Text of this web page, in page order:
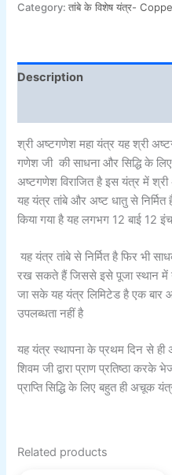
Category:तांबे के विशेष यंत्र-
Description
श्री अष्टगणेश महा यंत्र यह श्री
गणेश जी की साधना और सिद्धि के
अष्टगणेश विराजित है इस यंत्र में
यह यंत्र तांबे और अष्ट धातु से
किया गया है यह लगभग 12 बाई 12
यह यंत्र तांबे से निर्मित है फिर भी
रख सकते हैं जिससे इसे पूजा स्थान में
जा सके यह यंत्र लिमिटेड है एक बार
उपलब्धता नहीं है
यह यंत्र स्थापना के प्रथम दिन से ही
शिवम जी द्वारा प्राण प्रतिष्ठा
प्राप्ति सिद्धि के लिए बहुत ही अचूक
Related products